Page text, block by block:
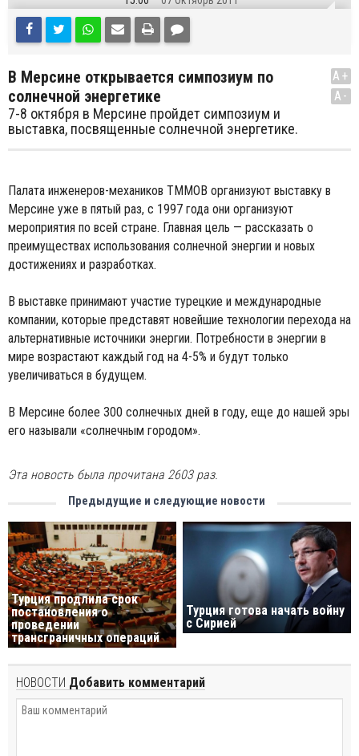
В Мерсине открывается симпозиум по
солнечной энергетике
7-8 октября в Мерсине пройдет симпозиум и
выставка, посвященные солнечной энергетике.
A+
A-
Палата инженеров-механиков TMMOB организуют выставку в
Мерсине уже в пятый раз, с 1997 года они организуют
мероприятия по всей стране. Главная цель — рассказать о
преимуществах использования солнечной энергии и новых
достижениях и разработках.
В выставке принимают участие турецкие и международные
компании, которые представят новейшие технологии перехода на
альтернативные источники энергии. Потребности в энергии в
мире возрастают каждый год на 4-5% и будут только
увеличиваться в будущем.
В Мерсине более 300 солнечных дней в году, еще до нашей эры
его называли «солнечным городом».
Эта новость была прочитана 2603 раз.
Предыдущие и следующие новости
Турция продлила срок
постановления о
проведении
трансграничных операций
Турция готова начать войну
с Сирией
НОВОСТИ Добавить комментарий